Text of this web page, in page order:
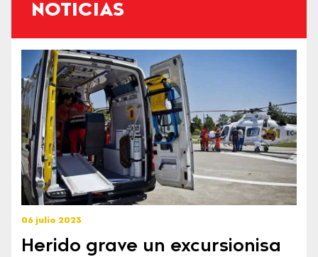
NOTICIAS
06 julio 2023
Herido grave un excursionisa